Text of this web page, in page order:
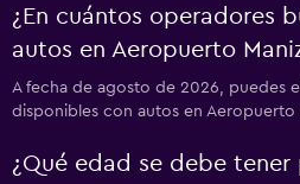
¿En cuántos operadores
autos en Aeropuerto
A fecha de agosto de 2026, puedes
disponibles con autos en Aeropuerto
¿Qué edad se debe tener